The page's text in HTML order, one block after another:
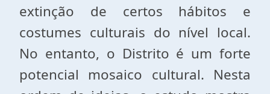
extinção de certos hábitos e
costumes culturais do nível local.
No entanto, o Distrito é um forte
potencial mosaico cultural. Nesta